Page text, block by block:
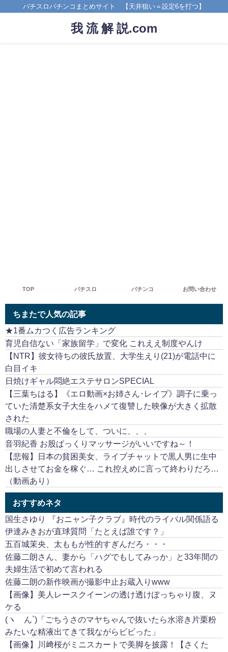
パチスロパチンコまとめサイト 【天井狙い＝設定6を打つ】
我 流 解 説.com
TOP パチスロ パチンコ お問い合わせ
ちまたで人気の記事
★1番ムカつく広告ランキング
育児自信ない「家族留学」で変化 これええ制度やんけ
【NTR】彼女待ちの彼氏放置、大学生えり(21)が電話中に
白目イキ
日焼けギャル悶絶エステサロンSPECIAL
【三葉ちはる】《エロ動画×お姉さん･レイプ》調子に乗っ
ていた清楚系女子大生をハメて復讐した映像が大きく拡散
された
職場の人妻と不倫をして、ついに、、、
音羽紀香 お股ぱっくりマッサージがいいですね～！
【悲報】日本の貧困美女、ライブチャットで黒人男に生中
出しさせてお金を稼ぐ… これ控えめに言って終わりだろ…
（動画あり）
おすすめネタ
国生さゆり 『おニャン子クラブ』時代のライバル関係語る
伊達みきおが直球質問「たとえば誰です？」
五百城茉央、太ももが性的すぎんだろ・・・
佐藤二朗さん、妻から「ハグでもしてみっか」と33年間の
夫婦生活で初めて言われる
佐藤二朗の新作映画が撮影中止お蔵入りwww
【画像】美人レースクイーンの透け透けぽっちゃり腹、ヌ
ケる
(ヽ´ん`)「ごちうさのマヤちゃんで抜いたら水溶き片栗粉
みたいな精液出てきて我ながらビビった」
【画像】川﨑桜がミニスカートで美脚を披露！【さくた